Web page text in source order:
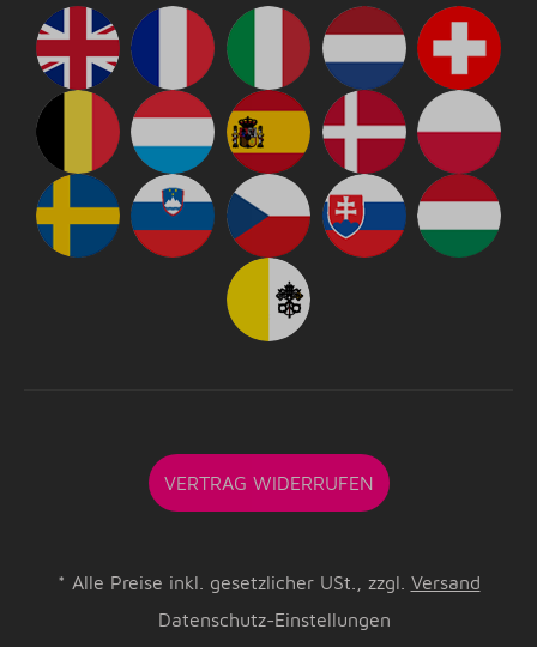
VERTRAG WIDERRUFEN
* Alle Preise inkl. gesetzlicher USt., zzgl. Versand
Datenschutz-Einstellungen